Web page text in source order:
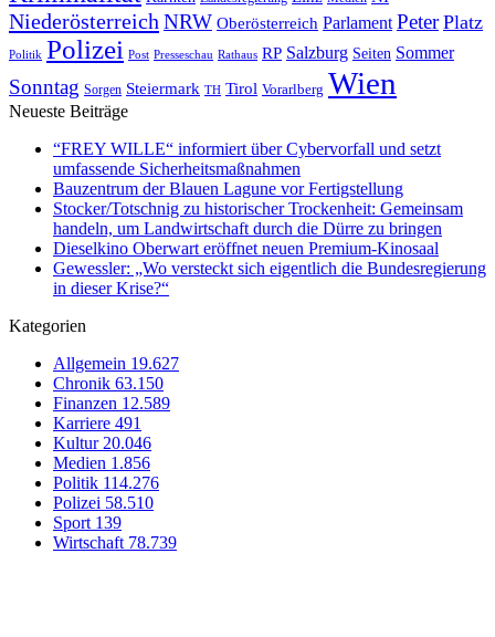
Niederösterreich NRW Oberösterreich Parlament Peter Platz
Politik Polizei Post Presseschau Rathaus RP Salzburg Seiten Sommer
Sonntag Sorgen Steiermark TH Tirol Vorarlberg Wien
Neueste Beiträge
“FREY WILLE“ informiert über Cybervorfall und setzt
umfassende Sicherheitsmaßnahmen
Bauzentrum der Blauen Lagune vor Fertigstellung
Stocker/Totschnig zu historischer Trockenheit: Gemeinsam
handeln, um Landwirtschaft durch die Dürre zu bringen
Dieselkino Oberwart eröffnet neuen Premium-Kinosaal
Gewessler: „Wo versteckt sich eigentlich die Bundesregierung
in dieser Krise?“
Kategorien
Allgemein 19.627
Chronik 63.150
Finanzen 12.589
Karriere 491
Kultur 20.046
Medien 1.856
Politik 114.276
Polizei 58.510
Sport 139
Wirtschaft 78.739